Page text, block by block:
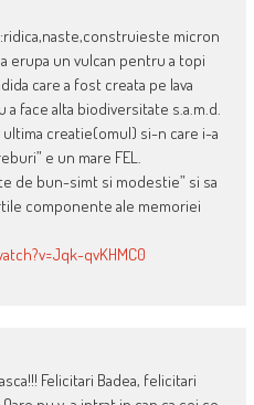
micron
erupa un vulcan pentru a topi
care a fost creata pe lava
face alta biodiversitate s.a.m.d.
ultima creatie(omul) si-n care i-a
e un mare FEL.
de bun-simt si modestie” si sa
componente ale memoriei
qvKHMC0
Felicitari Badea, felicitari